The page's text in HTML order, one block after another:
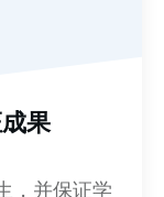
果
，并保证学